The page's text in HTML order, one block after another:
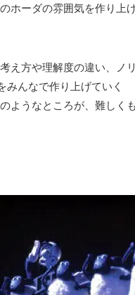
ホーダの雰囲気を作り上
え方や理解度の違い、ノ
みんなで作り上げていく
ようなところが、難しく